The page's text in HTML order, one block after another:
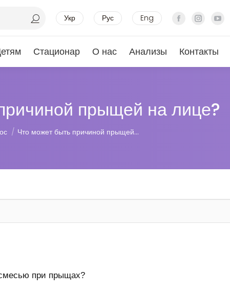
Укр Рус Eng
Стационар О нас Анализы Контакты
прыщей на лице?
Что может быть причиной прыщей…
при прыщах?